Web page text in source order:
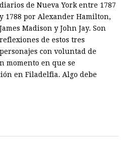
diarios de Nueva York entre 1787
y 1788 por Alexander Hamilton,
James Madison y John Jay. Son
reflexiones de estos tres
personajes con voluntad de
momento en que se
en Filadelfia. Algo debe